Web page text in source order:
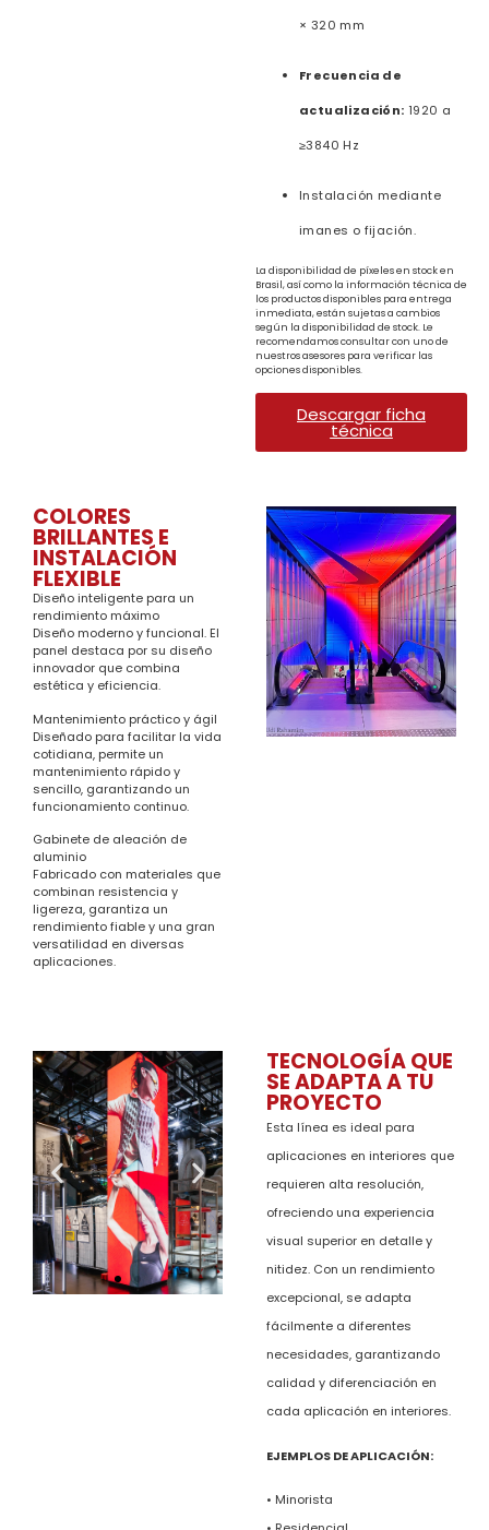
× 320 mm
Frecuencia de
actualización: 1920 a
≥3840 Hz
Instalación mediante
imanes o fijación.
La disponibilidad de píxeles en stock en
Brasil, así como la información técnica de
los productos disponibles para entrega
inmediata, están sujetas a cambios
según la disponibilidad de stock. Le
recomendamos consultar con uno de
nuestros asesores para verificar las
opciones disponibles.
Descargar ficha
técnica
COLORES
BRILLANTES E
INSTALACIÓN
FLEXIBLE
Diseño inteligente para un
rendimiento máximo
Diseño moderno y funcional. El
panel destaca por su diseño
innovador que combina
estética y eficiencia.
Mantenimiento práctico y ágil
Diseñado para facilitar la vida
cotidiana, permite un
mantenimiento rápido y
sencillo, garantizando un
funcionamiento continuo.
Gabinete de aleación de
aluminio
Fabricado con materiales que
combinan resistencia y
ligereza, garantiza un
rendimiento fiable y una gran
versatilidad en diversas
aplicaciones.
TECNOLOGÍA QUE
SE ADAPTA A TU
PROYECTO
Esta línea es ideal para
aplicaciones en interiores que
requieren alta resolución,
ofreciendo una experiencia
visual superior en detalle y
nitidez. Con un rendimiento
excepcional, se adapta
fácilmente a diferentes
necesidades, garantizando
calidad y diferenciación en
cada aplicación en interiores.
EJEMPLOS DE APLICACIÓN:
• Minorista